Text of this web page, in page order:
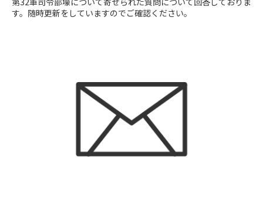
す。随時更新をしていますのでご確認ください。